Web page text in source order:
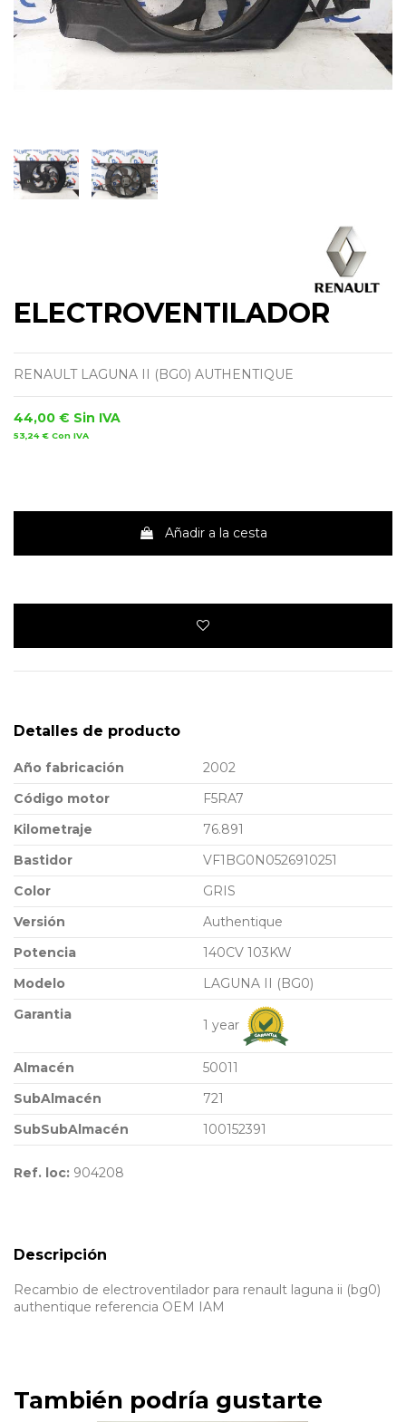
ELECTROVENTILADOR
RENAULT LAGUNA II (BG0) AUTHENTIQUE
44,00 € Sin IVA
53,24 € Con IVA
Añadir a la cesta
Detalles de producto
Año fabricación
2002
Código motor
F5RA7
Kilometraje
76.891
Bastidor
VF1BG0N0526910251
Color
GRIS
Versión
Authentique
Potencia
140CV 103KW
Modelo
LAGUNA II (BG0)
Garantia
1 year
Almacén
50011
SubAlmacén
721
SubSubAlmacén
100152391
Ref. loc: 904208
Descripción
Recambio de electroventilador para renault laguna ii (bg0)
authentique referencia OEM IAM
También podría gustarte